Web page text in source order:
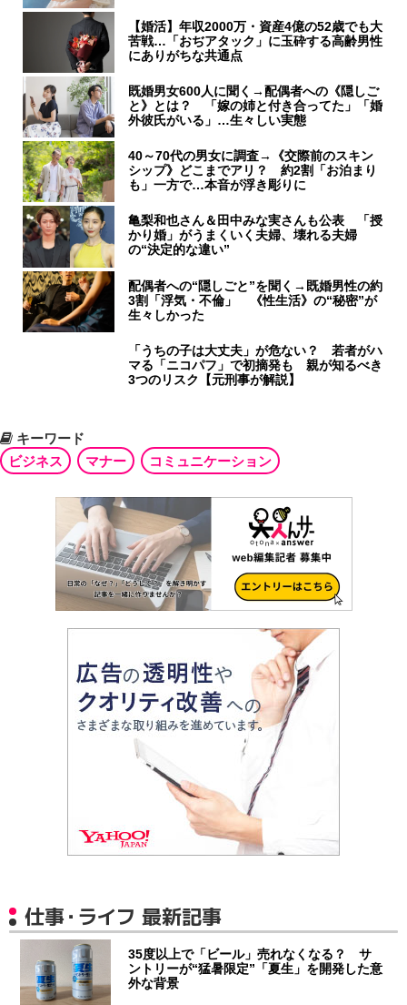
【婚活】年収2000万・資産4億の52歳でも大
苦戦…「おぢアタック」に玉砕する高齢男性
にありがちな共通点
既婚男女600人に聞く→配偶者への《隠しご
と》とは？ 「嫁の姉と付き合ってた」「婚
外彼氏がいる」…生々しい実態
40～70代の男女に調査→《交際前のスキン
シップ》どこまでアリ？ 約2割「お泊まり
も」一方で…本音が浮き彫りに
亀梨和也さん＆田中みな実さんも公表 「授
かり婚」がうまくいく夫婦、壊れる夫婦
の“決定的な違い”
配偶者への“隠しごと”を聞く→既婚男性の約
3割「浮気・不倫」 《性生活》の“秘密”が
生々しかった
「うちの子は大丈夫」が危ない？ 若者がハ
マる「ニコパフ」で初摘発も 親が知るべき
3つのリスク【元刑事が解説】
キーワード
ビジネス
マナー コミュニケーション
仕事・ライフ 最新記事
35度以上で「ビール」売れなくなる？ サ
ントリーが“猛暑限定”「夏生」を開発した意
外な背景